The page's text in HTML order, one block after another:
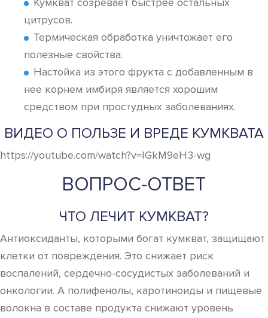
цитрусов.
Термическая обработка уничтожает его
полезные свойства.
Настойка из этого фрукта с добавленным в
нее корнем имбиря является хорошим
средством при простудных заболеваниях.
ВИДЕО О ПОЛЬЗЕ И ВРЕДЕ КУМКВАТА
https://youtube.com/watch?v=IGkM9eH3-wg
ВОПРОС-ОТВЕТ
ЧТО ЛЕЧИТ КУМКВАТ?
Антиоксиданты, которыми богат кумкват, защищают
клетки от повреждения. Это снижает риск
воспалений, сердечно-сосудистых заболеваний и
онкологии. А полифенолы, каротиноиды и пищевые
волокна в составе продукта снижают уровень